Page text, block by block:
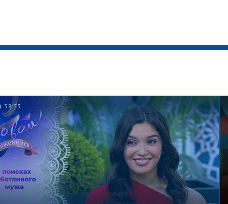
38:55